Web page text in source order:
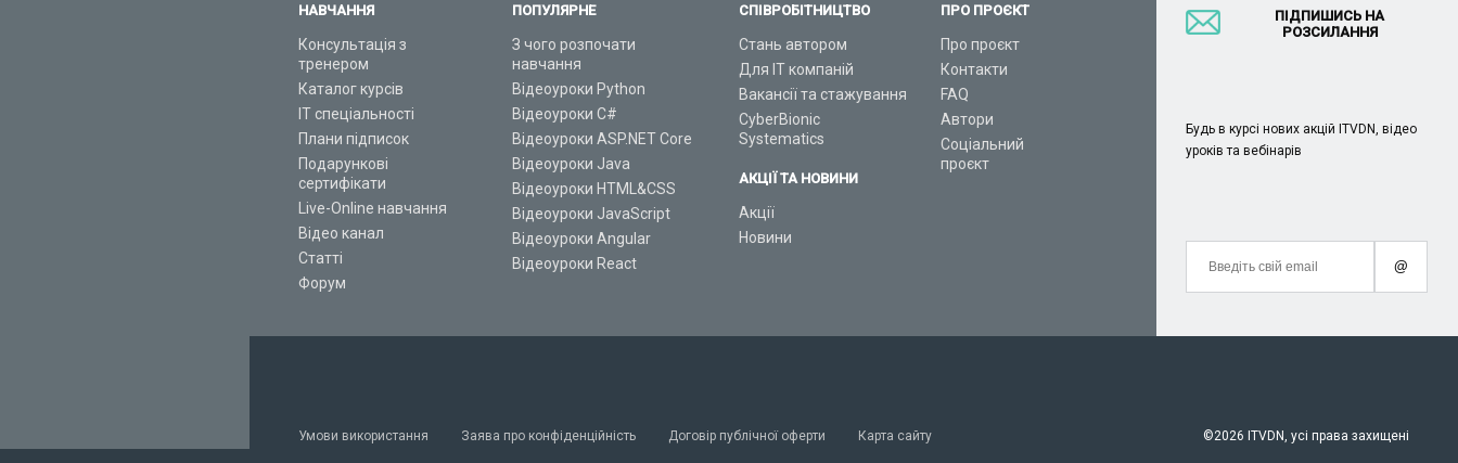
НАВЧАННЯ
Консультація з
тренером
Каталог курсів
ІТ спеціальності
Плани підписок
Подарункові
сертифікати
Live-Online навчання
Відео канал
Статті
Форум
ПОПУЛЯРНЕ
З чого розпочати
навчання
Відеоуроки Python
Відеоуроки C#
Відеоуроки ASP.NET Core
Відеоуроки Java
Відеоуроки HTML&CSS
Відеоуроки JavaScript
Відеоуроки Angular
Відеоуроки React
СПІВРОБІТНИЦТВО
Стань автором
Для ІТ компаній
Вакансії та стажування
CyberBionic
Systematics
АКЦІЇ ТА НОВИНИ
Акції
Новини
ПРО ПРОЄКТ
Про проєкт
Контакти
FAQ
Автори
Соціальний
проєкт
ПІДПИШИСЬ НА
РОЗСИЛАННЯ
Будь в курсі нових акцій ITVDN, відео
уроків та вебінарів
@
Умови використання Заява про конфіденційність Договір публічної оферти Карта сайту ©2026 ITVDN, усі права захищені